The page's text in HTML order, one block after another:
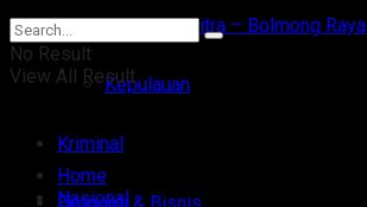
Minsel – Mitra – Bolmong Raya
Kepulauan
Kriminal
No Result
View All Result
Home
Nasional